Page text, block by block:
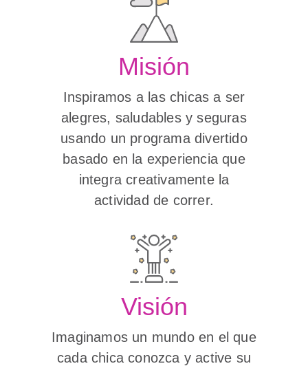
Misión
Inspiramos a las chicas a ser
alegres, saludables y seguras
usando un programa divertido
basado en la experiencia que
integra creativamente la
actividad de correr.
Visión
Imaginamos un mundo en el que
cada chica conozca y active su